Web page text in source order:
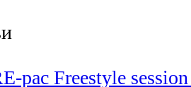
pac Freestyle